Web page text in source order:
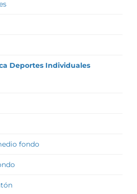
Deportes Individuales
fondo